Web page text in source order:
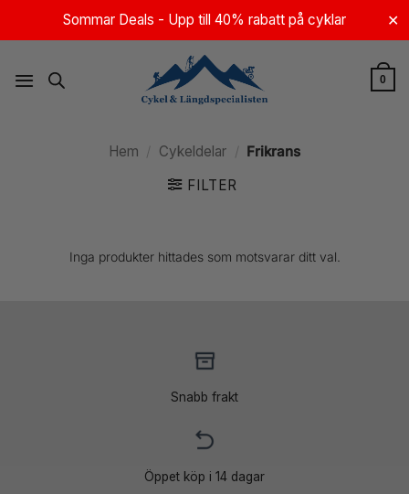
Sommar Deals - Upp till 40% rabatt på cyklar ✕
0
Hem / Cykeldelar / Frikrans
FILTER
Inga produkter hittades som motsvarar ditt val.
Snabb frakt
Öppet köp i 14 dagar